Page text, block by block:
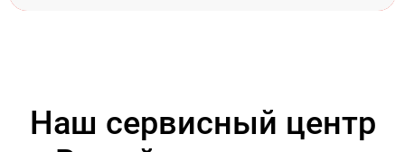
Наш сервисный центр